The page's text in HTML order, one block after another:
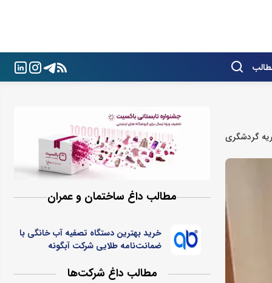
گردشگری
مطالب داغ ساختمان و عمران
خرید بهترین دستگاه تصفیه آب خانگی با
ضمانت‌نامه طلایی شرکت آبگونه
مطالب داغ شرکت‌ها